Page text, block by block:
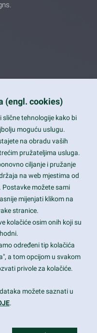
View, CA 94043
(engl. cookies)
tehnologije kako bi
moguću uslugu.
na obradu vaših
pružateljima usluga.
ciljanje i pružanje
na web mjestima od
možete sami
mijenjati klikom na
stranice.
kolačiće osim onih koji su
određeni tip kolačića
a tom opcijom u svakom
privole za kolačiće.
možete saznati u
.